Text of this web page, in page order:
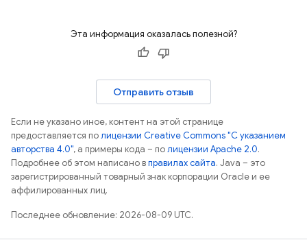
Эта информация оказалась полезной?
Отправить отзыв
Если не указано иное, контент на этой странице
предоставляется полицензии Creative Commons "С указанием
авторства 4.0", а примеры кода – полицензии Apache 2.0.
Подробнее об этом написано вправилах сайта. Java – это
зарегистрированный товарный знак корпорации Oracle и ее
аффилированных лиц.
Последнее обновление: 2026-08-09 UTC.